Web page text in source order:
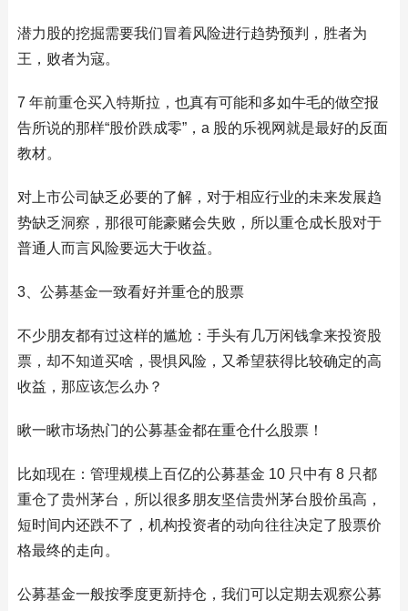
潜力股的挖掘需要我们冒着风险进行趋势预判，胜者为
王，败者为寇。
7 年前重仓买入特斯拉，也真有可能和多如牛毛的做空报
告所说的那样“股价跌成零”，a 股的乐视网就是最好的反面
教材。
对上市公司缺乏必要的了解，对于相应行业的未来发展趋
势缺乏洞察，那很可能豪赌会失败，所以重仓成长股对于
普通人而言风险要远大于收益。
3、公募基金一致看好并重仓的股票
不少朋友都有过这样的尴尬：手头有几万闲钱拿来投资股
票，却不知道买啥，畏惧风险，又希望获得比较确定的高
收益，那应该怎么办？
瞅一瞅市场热门的公募基金都在重仓什么股票！
比如现在：管理规模上百亿的公募基金 10 只中有 8 只都
重仓了贵州茅台，所以很多朋友坚信贵州茅台股价虽高，
短时间内还跌不了，机构投资者的动向往往决定了股票价
格最终的走向。
公募基金一般按季度更新持仓，我们可以定期去观察公募